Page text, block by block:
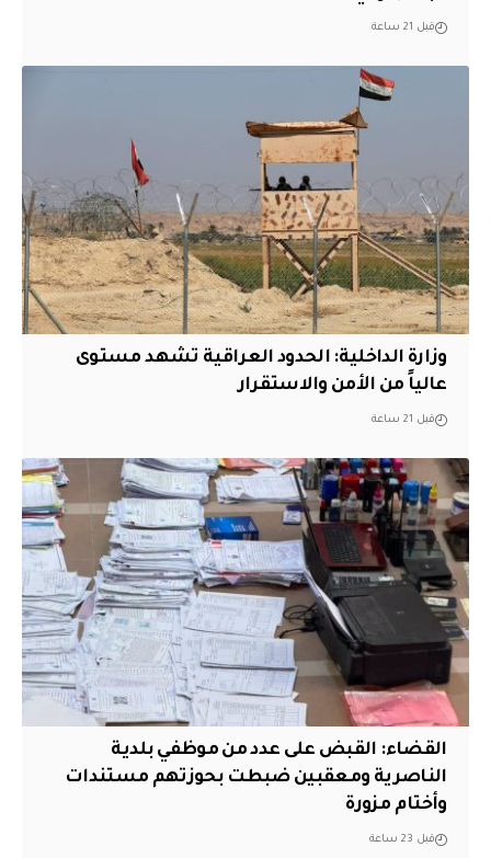
قبل 21 ساعة
وزارة الداخلية: الحدود العراقية تشهد مستوى
عالياً من الأمن والاستقرار
قبل 21 ساعة
القضاء: القبض على عدد من موظفي بلدية
الناصرية ومعقبين ضبطت بحوزتهم مستندات
وأختام مزورة
قبل 23 ساعة